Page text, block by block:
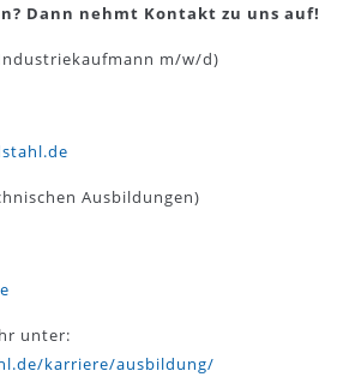
Dann nehmt Kontakt zu uns auf!
m/w/d)
Ausbildungen)
unter:
karriere/ausbildung/